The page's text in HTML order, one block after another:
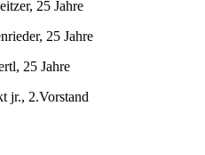
25 Jahre
25 Jahre
25 Jahre
jr., 2.Vorstand